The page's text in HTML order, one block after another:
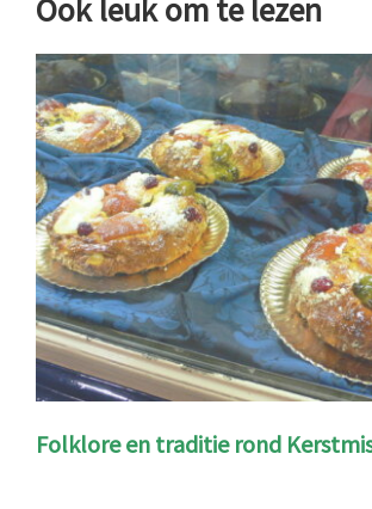
Ook leuk om te lezen
Folklore en traditie rond